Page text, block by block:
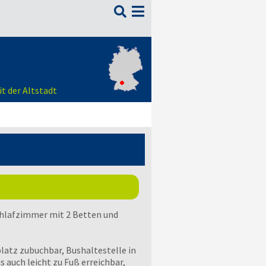

der Altstadt
mit 2 Betten und
zubuchbar, Bushaltestelle in
auch leicht zu Fuß erreichbar,